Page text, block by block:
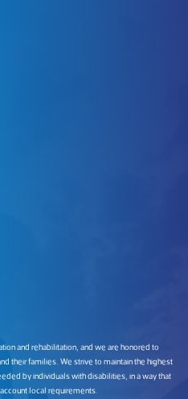
and rehabilitation, and we are honored to
their families. We strive to maintain the highest
by individuals with disabilities, in a way that
local requirements.